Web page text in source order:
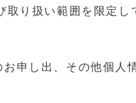
り扱い範囲を限定
申し出、その他個⼈